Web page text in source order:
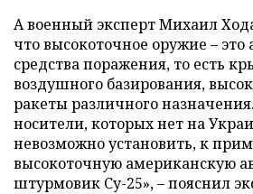
А военный эксперт Михаил
что высокоточное оружие –
средства поражения, то есть
воздушного базирования,
ракеты различного
носители, которых нет на
невозможно установить, к
высокоточную американскую
штурмовик Су-25», – пояснил